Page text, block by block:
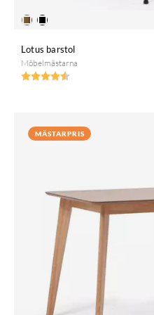
Lotus barstol
Möbelmästarna
Betyg:
4.6 utav 5 stjärnor
MÄSTARPRIS